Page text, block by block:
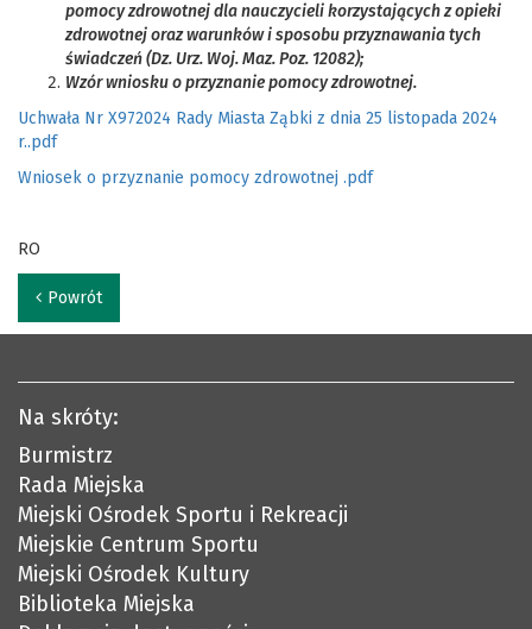
pomocy zdrowotnej dla nauczycieli korzystających z opieki
zdrowotnej oraz warunków i sposobu przyznawania tych
świadczeń (Dz. Urz. Woj. Maz. Poz. 12082);
Wzór wniosku o przyznanie pomocy zdrowotnej.
Uchwała Nr X972024 Rady Miasta Ząbki z dnia 25 listopada 2024
r..pdf
Wniosek o przyznanie pomocy zdrowotnej .pdf
RO
Powrót
Na skróty:
Burmistrz
Rada Miejska
Miejski Ośrodek Sportu i Rekreacji
Miejskie Centrum Sportu
Miejski Ośrodek Kultury
Biblioteka Miejska